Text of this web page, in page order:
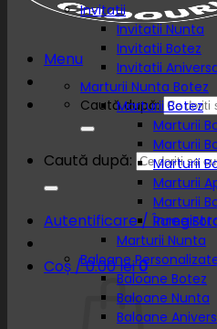
Menu
Caută după:
Caută după:
Autentificare /
Coș /0.00lei0
Invitatii
Invitatii Nunta
Invitatii Botez
Invitatii
Marturii Nunta Botez
Marturii Botez
Marturii
Marturii
Marturii
Marturii
Marturii
Rame
Marturii Nunta
Baloane
Baloane Botez
Baloane Nunta
Baloane